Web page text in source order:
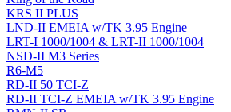
KRS II PLUS
LND-II EMEIA w/TK 3.95 Engine
LRT-I 1000/1004 & LRT-II 1000/1004
NSD-II M3 Series
R6-M5
RD-II 50 TCI-Z
RD-II TCI-Z EMEIA w/TK 3.95 Engine